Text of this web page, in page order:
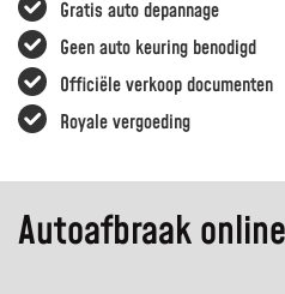
Gratis auto depannage
Geen auto keuring benodigd
Officiële verkoop documenten
Royale vergoeding
Autoafbraak